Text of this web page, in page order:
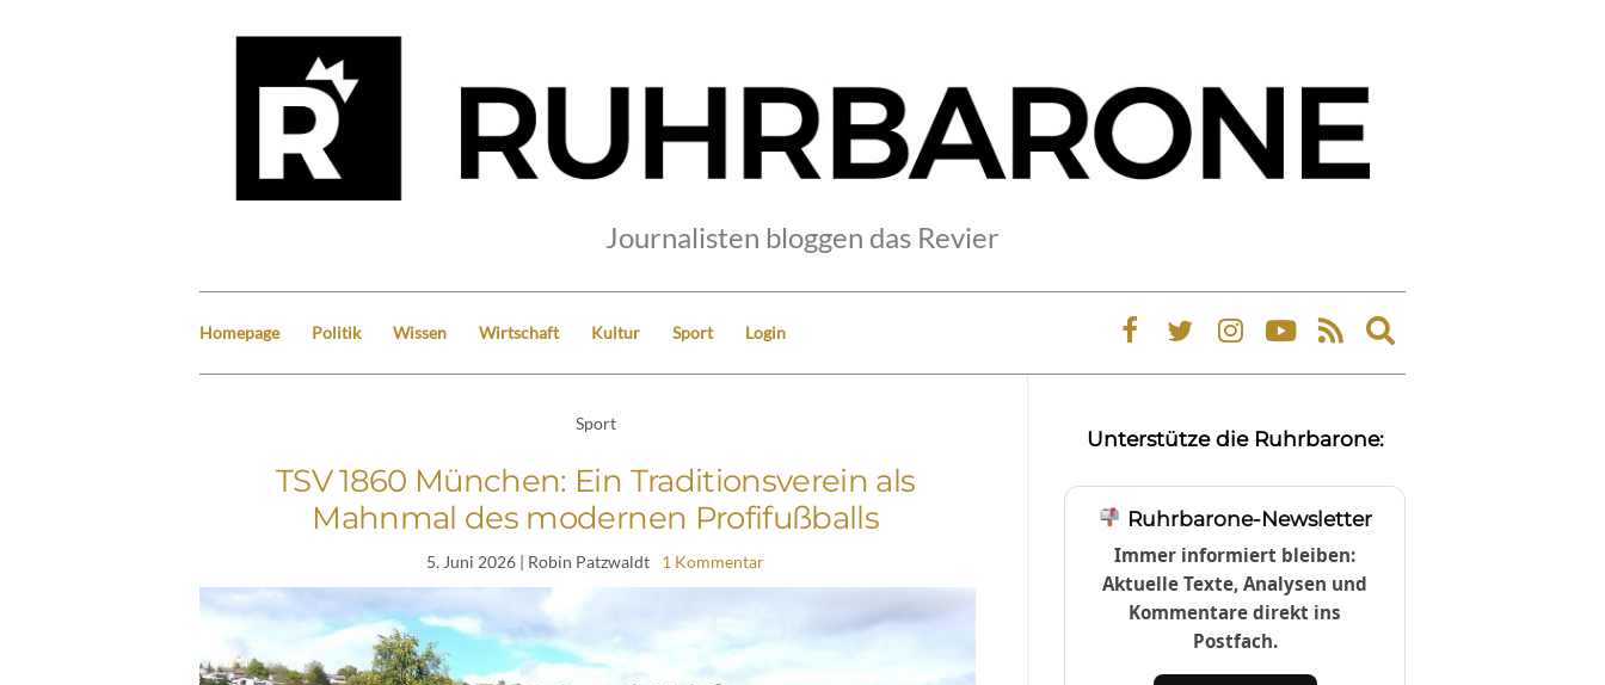
Journalisten bloggen das Revier
Homepage Politik Wissen Wirtschaft Kultur Sport Login
Expand
search
Sport
TSV 1860 München: Ein Traditionsverein als
Mahnmal des modernen Profifußballs
5. Juni 2026 | Robin Patzwaldt 1 Kommentar
Unterstütze die Ruhrbarone:
Ruhrbarone-Newsletter
Immer informiert bleiben:
Aktuelle Texte, Analysen und
Kommentare direkt ins
Postfach.